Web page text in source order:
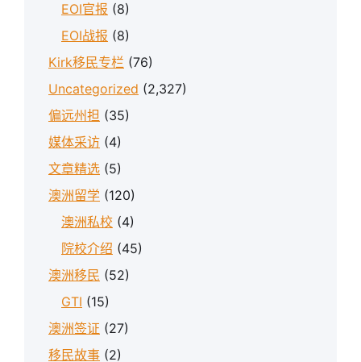
EOI官报 (8)
EOI战报 (8)
Kirk移民专栏 (76)
Uncategorized (2,327)
偏远州担 (35)
媒体采访 (4)
文章精选 (5)
澳洲留学 (120)
澳洲私校 (4)
院校介绍 (45)
澳洲移民 (52)
GTI (15)
澳洲签证 (27)
移民故事 (2)